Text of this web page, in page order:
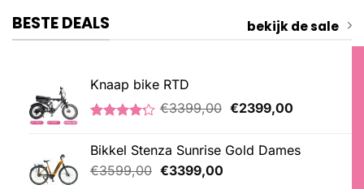
BESTE DEALS bekijk de sale
Knaap bike RTD
gebaseerd
op
klantbeoordelingen
€3399,00 Oorspronkelijke
€3399,00.
€2399,00Huidige
€2399,00.
Bikkel Stenza Sunrise Gold Dames
€3599,00 Oorspronkelijke
€3399,00Huidige